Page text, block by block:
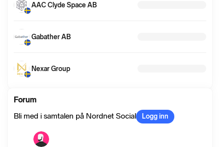
AAC Clyde Space AB
Gabather AB
Nexar Group
Forum
Bli med i samtalen på Nordnet Social
Logg inn